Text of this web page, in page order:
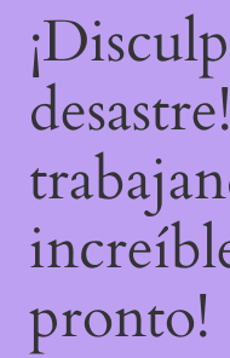
pronto!